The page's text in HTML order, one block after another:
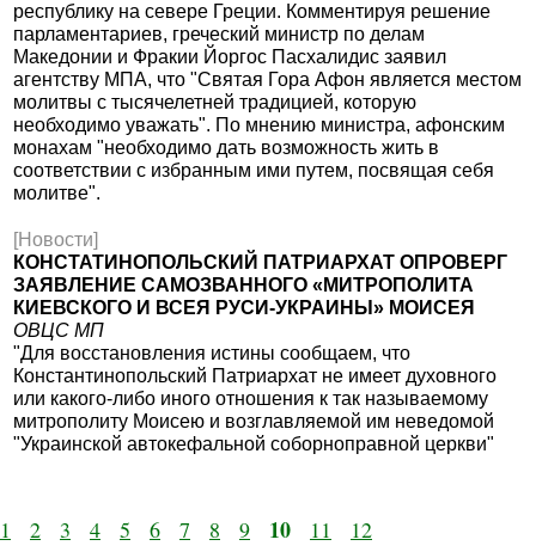
республику на севере Греции. Комментируя решение
парламентариев, греческий министр по делам
Македонии и Фракии Йоргос Пасхалидис заявил
агентству МПА, что "Святая Гора Афон является местом
молитвы с тысячелетней традицией, которую
необходимо уважать". По мнению министра, афонским
монахам "необходимо дать возможность жить в
соответствии с избранным ими путем, посвящая себя
молитве".
[Новости]
КОНСТАТИНОПОЛЬСКИЙ ПАТРИАРХАТ ОПРОВЕРГ
ЗАЯВЛЕНИЕ САМОЗВАННОГО «МИТРОПОЛИТА
КИЕВСКОГО И ВСЕЯ РУСИ-УКРАИНЫ» МОИСЕЯ
ОВЦС МП
"Для восстановления истины сообщаем, что
Константинопольский Патриархат не имеет духовного
или какого-либо иного отношения к так называемому
митрополиту Моисею и возглавляемой им неведомой
"Украинской автокефальной соборноправной церкви"
1 2 3 4 5 6 7 8 9 10 11 12